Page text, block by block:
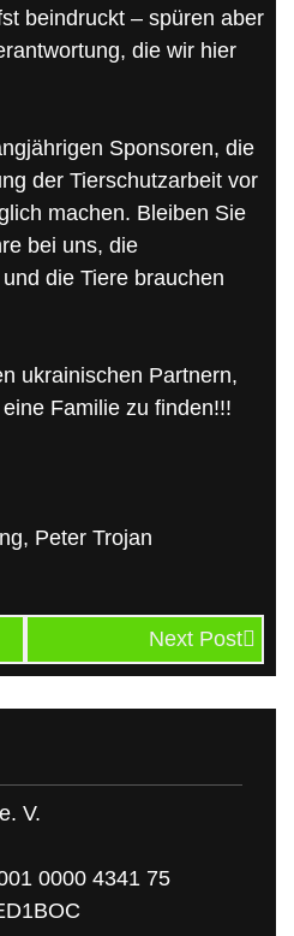
beindruckt – spüren aber
die wir hier
Sponsoren, die
der Tierschutzarbeit vor
machen. Bleiben Sie
bei uns, die
die Tiere brauchen
ukrainischen Partnern,
eine Familie zu finden!!!
Peter Trojan
Next Post
V.
0000 4341 75